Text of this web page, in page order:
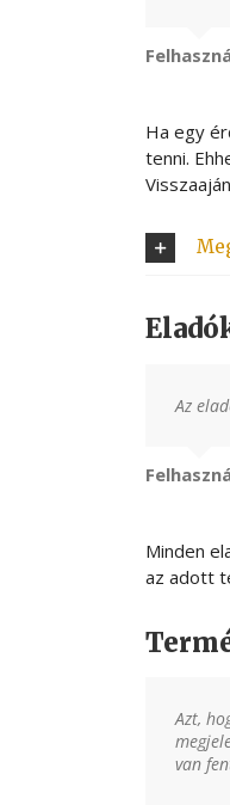
Ha egy
tenni.
Az
Minden
az adott
Azt,
van